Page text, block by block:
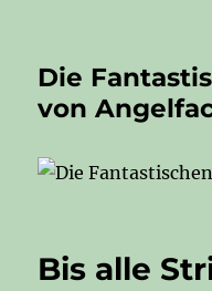
Die
von
Bis alle